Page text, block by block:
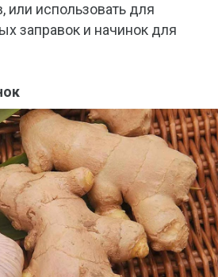
или использовать для
заправок и начинок для